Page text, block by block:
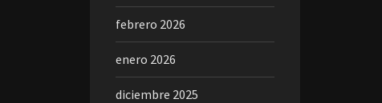
febrero 2026
enero 2026
diciembre 2025